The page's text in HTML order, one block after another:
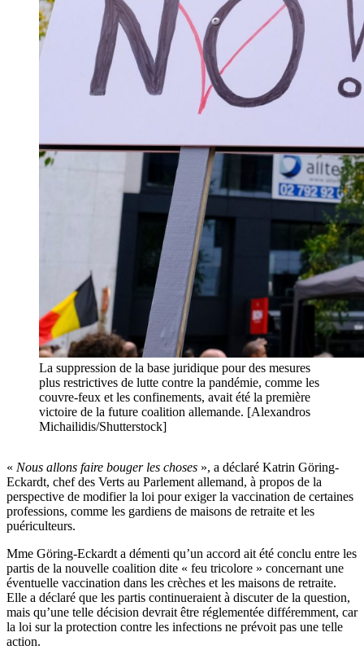
La suppression de la base juridique pour des mesures
plus restrictives de lutte contre la pandémie, comme les
couvre-feux et les confinements, avait été la première
victoire de la future coalition allemande. [Alexandros
Michailidis/Shutterstock]
« Nous allons faire bouger les choses », a déclaré Katrin Göring-
Eckardt, chef des Verts au Parlement allemand, à propos de la
perspective de modifier la loi pour exiger la vaccination de certaines
professions, comme les gardiens de maisons de retraite et les
puériculteurs.
Mme Göring-Eckardt a démenti qu’un accord ait été conclu entre les
partis de la nouvelle coalition dite « feu tricolore » concernant une
éventuelle vaccination dans les crèches et les maisons de retraite.
Elle a déclaré que les partis continueraient à discuter de la question,
mais qu’une telle décision devrait être réglementée différemment, car
la loi sur la protection contre les infections ne prévoit pas une telle
action.